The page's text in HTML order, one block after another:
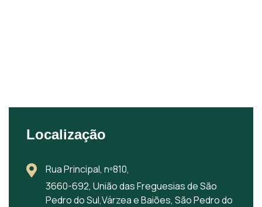
Localização
Rua Principal, nº810,
3660-692, União das Freguesias de São
Pedro do Sul,Várzea e Baiões, São Pedro do